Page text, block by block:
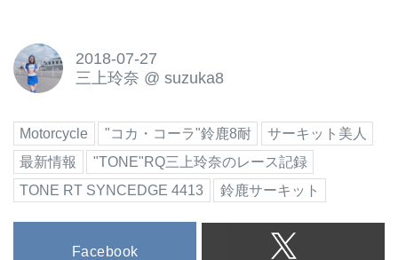
2018-07-27
三上玲奈 @ suzuka8
Motorcycle "コカ・コーラ"鈴鹿8耐
サーキット美人
最新情報
"TONE"RQ三上玲奈のレース記録
TONE RT SYNCEDGE 4413
鈴鹿サーキット
Facebook